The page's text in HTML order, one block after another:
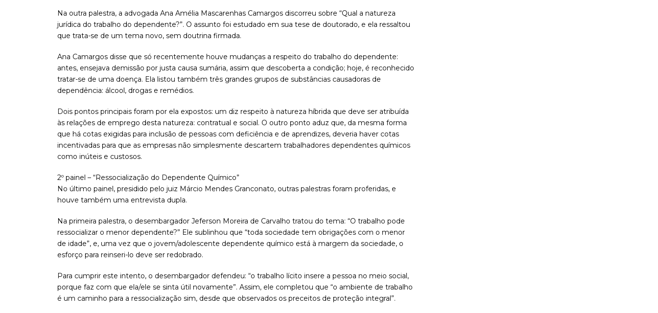
Na outra palestra, a advogada Ana Amélia Mascarenhas Camargos discorreu sobre “Qual a natureza
jurídica do trabalho do dependente?”. O assunto foi estudado em sua tese de doutorado, e ela ressaltou
que trata-se de um tema novo, sem doutrina firmada.
Ana Camargos disse que só recentemente houve mudanças a respeito do trabalho do dependente:
antes, ensejava demissão por justa causa sumária, assim que descoberta a condição; hoje, é reconhecido
tratar-se de uma doença. Ela listou também três grandes grupos de substâncias causadoras de
dependência: álcool, drogas e remédios.
Dois pontos principais foram por ela expostos: um diz respeito à natureza híbrida que deve ser atribuída
às relações de emprego desta natureza: contratual e social. O outro ponto aduz que, da mesma forma
que há cotas exigidas para inclusão de pessoas com deficiência e de aprendizes, deveria haver cotas
incentivadas para que as empresas não simplesmente descartem trabalhadores dependentes químicos
como inúteis e custosos.
2º painel – “Ressocialização do Dependente Químico”
No último painel, presidido pelo juiz Márcio Mendes Granconato, outras palestras foram proferidas, e
houve também uma entrevista dupla.
Na primeira palestra, o desembargador Jeferson Moreira de Carvalho tratou do tema: “O trabalho pode
ressocializar o menor dependente?” Ele sublinhou que “toda sociedade tem obrigações com o menor
de idade”, e, uma vez que o jovem/adolescente dependente químico está à margem da sociedade, o
esforço para reinseri-lo deve ser redobrado.
Para cumprir este intento, o desembargador defendeu: “o trabalho lícito insere a pessoa no meio social,
porque faz com que ela/ele se sinta útil novamente”. Assim, ele completou que “o ambiente de trabalho
é um caminho para a ressocialização sim, desde que observados os preceitos de proteção integral”.